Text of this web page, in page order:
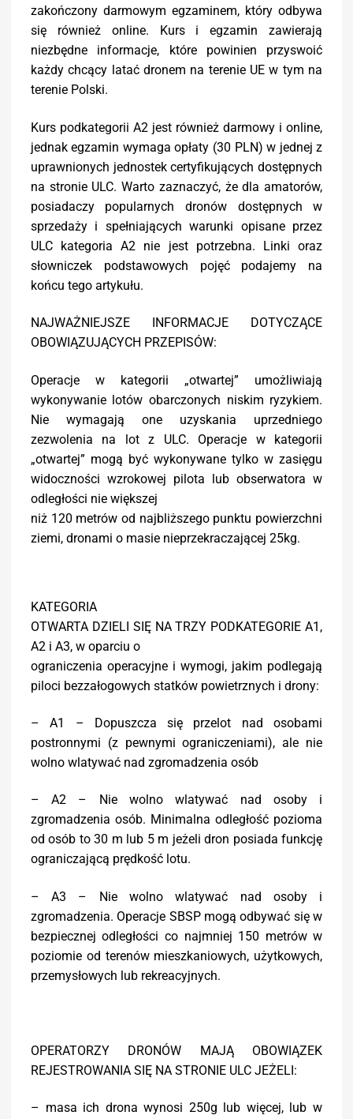
zakończony darmowym egzaminem, który odbywa
się również online. Kurs i egzamin zawierają
niezbędne informacje, które powinien przyswoić
każdy chcący latać dronem na terenie UE w tym na
terenie Polski.
Kurs podkategorii A2 jest również darmowy i online,
jednak egzamin wymaga opłaty (30 PLN) w jednej z
uprawnionych jednostek certyfikujących dostępnych
na stronie ULC. Warto zaznaczyć, że dla amatorów,
posiadaczy popularnych dronów dostępnych w
sprzedaży i spełniających warunki opisane przez
ULC kategoria A2 nie jest potrzebna. Linki oraz
słowniczek podstawowych pojęć podajemy na
końcu tego artykułu.
NAJWAŻNIEJSZE INFORMACJE DOTYCZĄCE
OBOWIĄZUJĄCYCH PRZEPISÓW:
Operacje w kategorii „otwartej” umożliwiają
wykonywanie lotów obarczonych niskim ryzykiem.
Nie wymagają one uzyskania uprzedniego
zezwolenia na lot z ULC. Operacje w kategorii
„otwartej” mogą być wykonywane tylko w zasięgu
widoczności wzrokowej pilota lub obserwatora w
odległości nie większej
niż 120 metrów od najbliższego punktu powierzchni
ziemi, dronami o masie nieprzekraczającej 25kg.
KATEGORIA
OTWARTA DZIELI SIĘ NA TRZY PODKATEGORIE A1,
A2 i A3, w oparciu o
ograniczenia operacyjne i wymogi, jakim podlegają
piloci bezzałogowych statków powietrznych i drony:
– A1 – Dopuszcza się przelot nad osobami
postronnymi (z pewnymi ograniczeniami), ale nie
wolno wlatywać nad zgromadzenia osób
– A2 – Nie wolno wlatywać nad osoby i
zgromadzenia osób. Minimalna odległość pozioma
od osób to 30 m lub 5 m jeżeli dron posiada funkcję
ograniczającą prędkość lotu.
– A3 – Nie wolno wlatywać nad osoby i
zgromadzenia. Operacje SBSP mogą odbywać się w
bezpiecznej odległości co najmniej 150 metrów w
poziomie od terenów mieszkaniowych, użytkowych,
przemysłowych lub rekreacyjnych.
OPERATORZY DRONÓW MAJĄ OBOWIĄZEK
REJESTROWANIA SIĘ NA STRONIE ULC JEŻELI:
– masa ich drona wynosi 250g lub więcej, lub w